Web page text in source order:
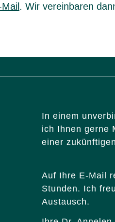
Mail. Wir vereinbaren
In einem
ich Ihnen gerne
einer
Auf Ihre E-Mail
Stunden. Ich
Austausch.